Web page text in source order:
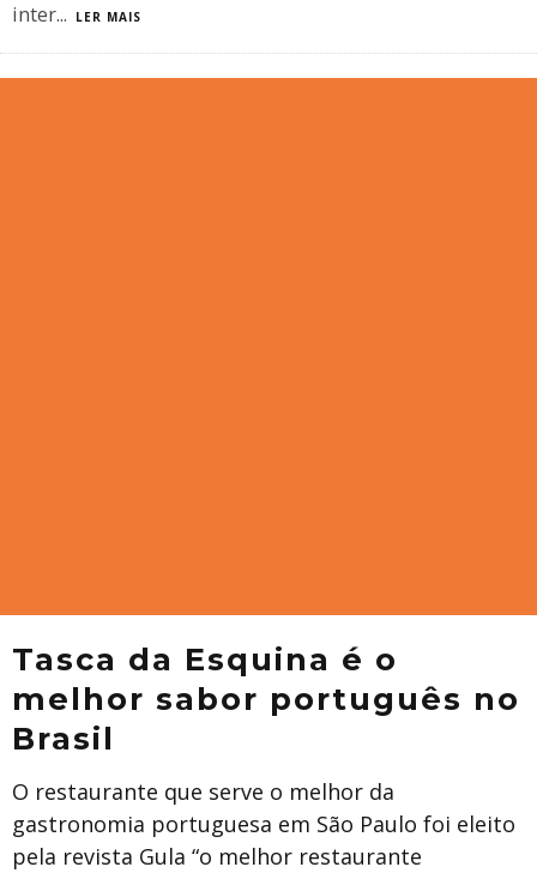
inter... LER MAIS
Tasca da Esquina é o
melhor sabor português no
Brasil
O restaurante que serve o melhor da
gastronomia portuguesa em São Paulo foi eleito
pela revista Gula “o melhor restaurante